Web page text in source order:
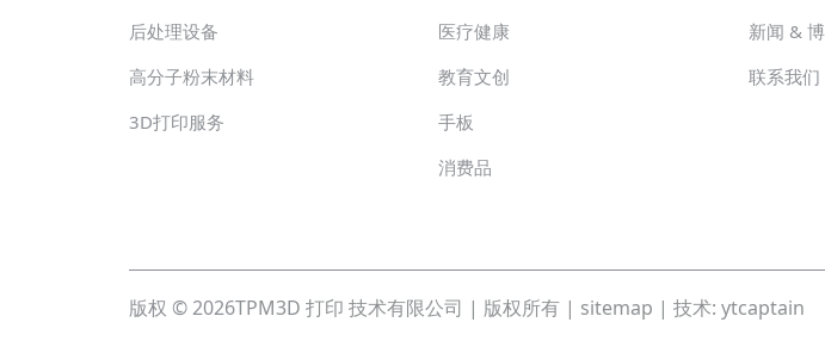
后处理设备
高分子粉末材料
3D打印服务
医疗健康
教育文创
手板
消费品
新闻 &
联系我们
版权 © 2026TPM3D 打印 技术有限公司 | 版权所有 | sitemap | 技术: ytcaptain